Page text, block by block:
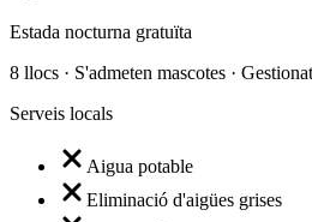
Estada nocturna gratuïta
8 llocs · S'admeten mascotes ·
Serveis locals
Aigua potable
Eliminació d'aigües grises